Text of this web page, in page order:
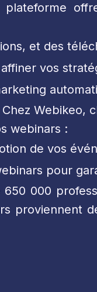
plateforme
et des
vos
Chez Webikeo,
webinars :
de vos
pour
000
proviennent